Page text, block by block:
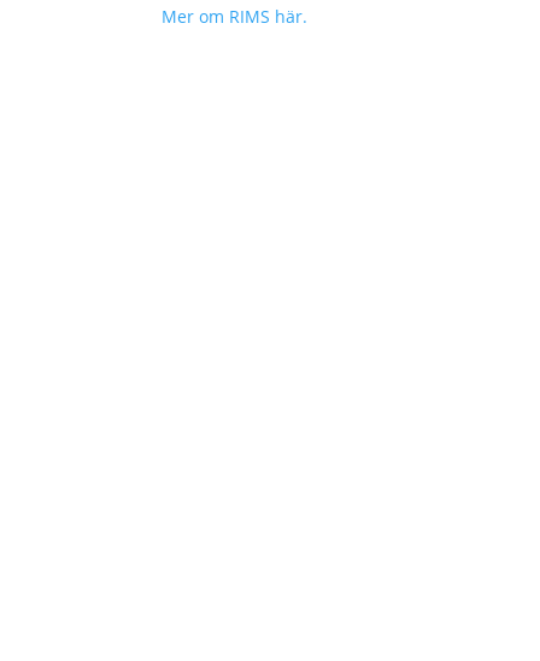
Mer om RIMS här.